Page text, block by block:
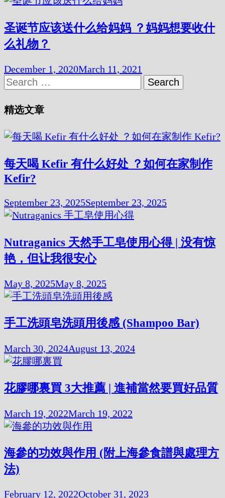
圣诞节应该送什么给妈妈 ？妈妈想要收什
么礼物？
December 1, 2020March 11, 2021
Search
for:
精选文章
每天喝 Kefir 有什么好处 ？如何在家制作
Kefir?
September 23, 2025September 23, 2025
Nutraganics 天然手工皂使用心得 | 没有惊
艳，但让我很安心
May 8, 2025May 8, 2025
手工洗頭皂洗頭用後感 (Shampoo Bar)
March 30, 2024August 13, 2024
花膠哪裏買 3大推薦 | 進補當然要買好品質
March 19, 2022March 19, 2022
海參的功效與作用 (附上海參食譜與處理方
法)
February 12, 2022October 31, 2023